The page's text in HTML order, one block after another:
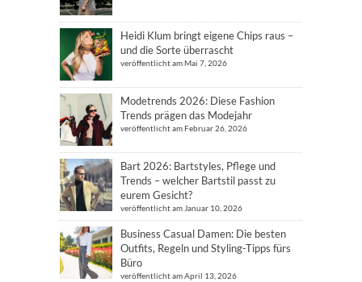
Heidi Klum bringt eigene Chips raus –
und die Sorte überrascht
veröffentlicht am Mai 7, 2026
Modetrends 2026: Diese Fashion
Trends prägen das Modejahr
veröffentlicht am Februar 26, 2026
Bart 2026: Bartstyles, Pflege und
Trends – welcher Bartstil passt zu
eurem Gesicht?
veröffentlicht am Januar 10, 2026
Business Casual Damen: Die besten
Outfits, Regeln und Styling-Tipps fürs
Büro
veröffentlicht am April 13, 2026